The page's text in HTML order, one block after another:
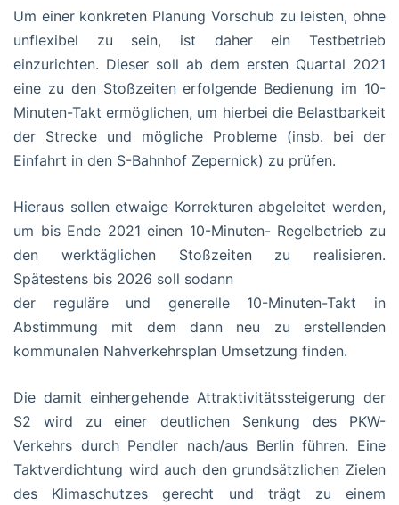
Um einer konkreten Planung Vorschub zu leisten, ohne
unflexibel zu sein, ist daher ein Testbetrieb
einzurichten. Dieser soll ab dem ersten Quartal 2021
eine zu den Stoßzeiten erfolgende Bedienung im 10-
Minuten-Takt ermöglichen, um hierbei die Belastbarkeit
der Strecke und mögliche Probleme (insb. bei der
Einfahrt in den S-Bahnhof Zepernick) zu prüfen.
Hieraus sollen etwaige Korrekturen abgeleitet werden,
um bis Ende 2021 einen 10-Minuten- Regelbetrieb zu
den werktäglichen Stoßzeiten zu realisieren.
Spätestens bis 2026 soll sodann
der reguläre und generelle 10-Minuten-Takt in
Abstimmung mit dem dann neu zu erstellenden
kommunalen Nahverkehrsplan Umsetzung finden.
Die damit einhergehende Attraktivitätssteigerung der
S2 wird zu einer deutlichen Senkung des PKW-
Verkehrs durch Pendler nach/aus Berlin führen. Eine
Taktverdichtung wird auch den grundsätzlichen Zielen
des Klimaschutzes gerecht und trägt zu einem